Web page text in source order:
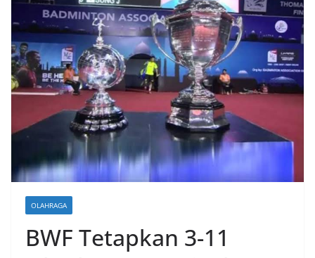
OLAHRAGA
BWF Tetapkan 3-11